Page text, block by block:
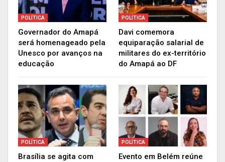
que é a minha casa”, finalizou Clécio Luís.
Publicidade (x)
POLÍTICA
Governador do Amapá
será homenageado pela
Unesco por avanços na
educação
POLÍTICA
Davi comemora
equiparação salarial de
militares do ex-território
do Amapá ao DF
POLÍTICA
Brasília se agita com
POLÍTICA
Evento em Belém reúne